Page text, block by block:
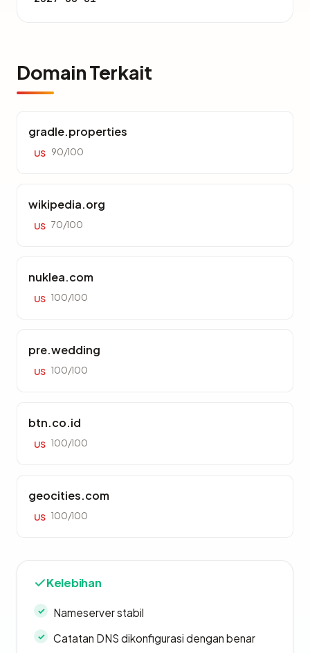
Domain Terkait
gradle.properties
US 90/100
wikipedia.org
US 70/100
nuklea.com
US 100/100
pre.wedding
US 100/100
btn.co.id
US 100/100
geocities.com
US 100/100
Kelebihan
Nameserver stabil
Catatan DNS dikonfigurasi dengan benar